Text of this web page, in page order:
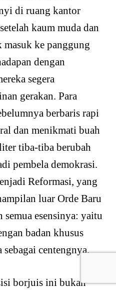
di ruang kantor
kaum muda dan
masuk ke panggung
dengan
segera
gerakan. Para
berbaris rapi
dan menikmati buah
tiba-tiba berubah
pembela demokrasi.
Reformasi, yang
luar Orde Baru
semua esensinya: yaitu
badan khusus
centengnya.
borjuis ini bukan